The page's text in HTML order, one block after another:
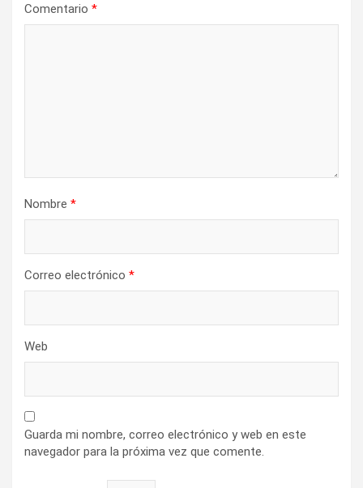
Comentario *
Nombre *
Correo electrónico *
Web
Guarda mi nombre, correo electrónico y web en este
navegador para la próxima vez que comente.